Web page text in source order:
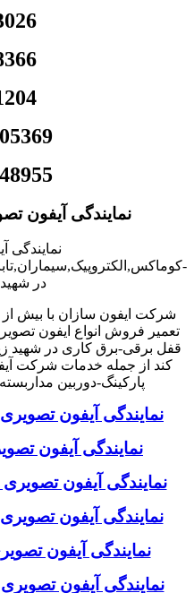
نمایندگی آیفون
نمایندگی
-
در
شرکت ایفون سازان با بیش
تعمیر فروش انواع ایفون
قفل برقی-برق کاری در شهید
کند از جمله خدمات شرکت
پارکینگ-دوربین
نمایندگی آیفون
نمایندگی آیفون
نمایندگی آیفون
نمایندگی آیفون
نمایندگی آیفون
نمایندگی آیفون